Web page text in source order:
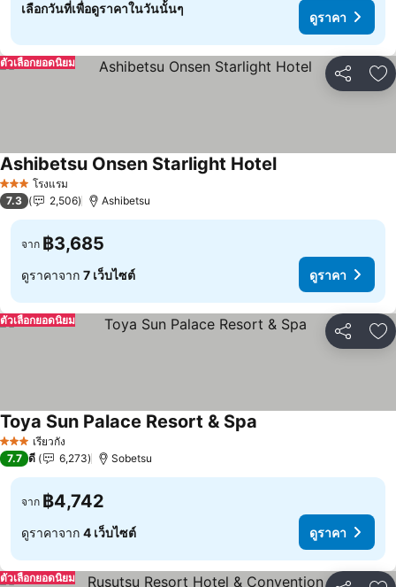
เลือกวันที่เพื่อดูราคาในวันนั้นๆ
ดูราคา
แชร์ เ
ตัวเลือกยอดนิยม
3 ดาว โรงแรม
Ashibetsu Onsen Starlight Hotelดูราคา
7.3 2,506 Ashibetsu
จาก ฿3,685
ดูราคาจาก 7 เว็บไซต์ ดูราคา
แชร์ เ
ตัวเลือกยอดนิยม
3 ดาว เรียวกัง
Toya Sun Palace Resort & Spa
7.7 ดี 6,273 Sobetsu
จาก ฿4,742
ดูราคาจาก 4 เว็บไซต์ ดูราคา
ตัวเลือกยอดนิยม